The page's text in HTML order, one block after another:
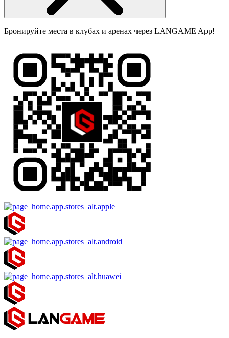
Бронируйте места в клубах и аренах через LANGAME App!